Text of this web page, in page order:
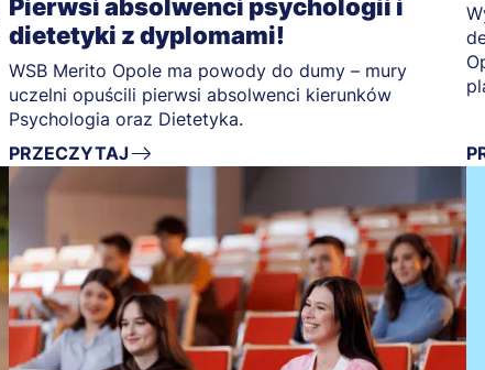
Pierwsi absolwenci psychologii i
dietetyki z dyplomami!
WSB Merito Opole ma powody do dumy – mury
uczelni opuścili pierwsi absolwenci kierunków
Psychologia oraz Dietetyka.
PRZECZYTAJ